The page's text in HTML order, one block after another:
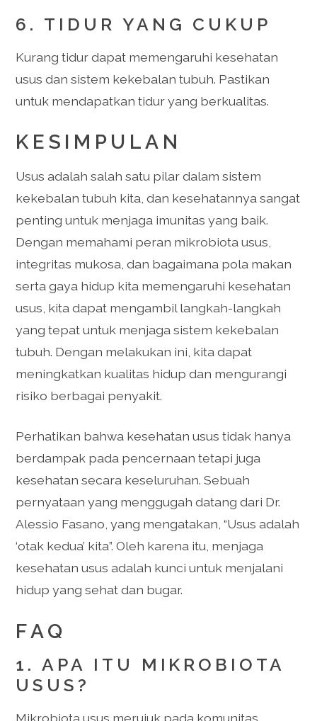
6. TIDUR YANG CUKUP
Kurang tidur dapat memengaruhi kesehatan
usus dan sistem kekebalan tubuh. Pastikan
untuk mendapatkan tidur yang berkualitas.
KESIMPULAN
Usus adalah salah satu pilar dalam sistem
kekebalan tubuh kita, dan kesehatannya sangat
penting untuk menjaga imunitas yang baik.
Dengan memahami peran mikrobiota usus,
integritas mukosa, dan bagaimana pola makan
serta gaya hidup kita memengaruhi kesehatan
usus, kita dapat mengambil langkah-langkah
yang tepat untuk menjaga sistem kekebalan
tubuh. Dengan melakukan ini, kita dapat
meningkatkan kualitas hidup dan mengurangi
risiko berbagai penyakit.
Perhatikan bahwa kesehatan usus tidak hanya
berdampak pada pencernaan tetapi juga
kesehatan secara keseluruhan. Sebuah
pernyataan yang menggugah datang dari Dr.
Alessio Fasano, yang mengatakan, “Usus adalah
‘otak kedua’ kita”. Oleh karena itu, menjaga
kesehatan usus adalah kunci untuk menjalani
hidup yang sehat dan bugar.
FAQ
1. APA ITU MIKROBIOTA
USUS?
Mikrobiota usus merujuk pada komunitas